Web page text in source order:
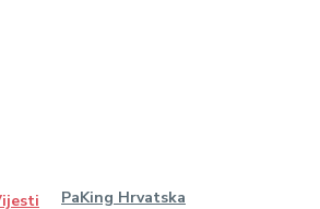
PaKing Hrvatska